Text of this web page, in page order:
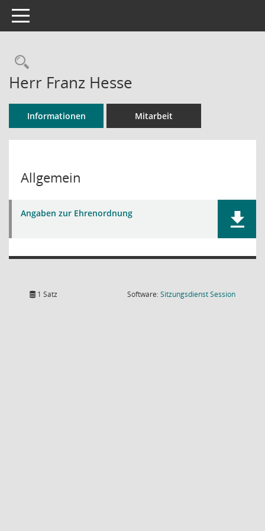
Toggle navigation
Rechercheauswahl
Herr Franz Hesse
Informationen Mitarbeit
Allgemein
Angaben zur Ehrenordnung
1 Satz Software:SitzungsdienstSession(Wird in